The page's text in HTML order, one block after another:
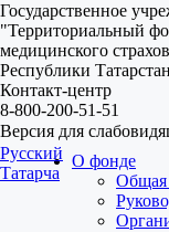
Государственное
"Территориальный
медицинского
Республики
Контакт-центр
8-800-200-51-51
Версия для
Русский
Татарча
О фонде
Общая